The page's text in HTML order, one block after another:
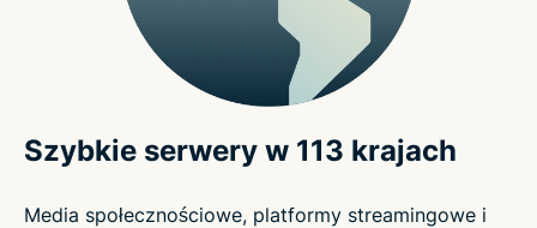
Szybkie serwery w 113 krajach
Media społecznościowe, platformy streamingowe i